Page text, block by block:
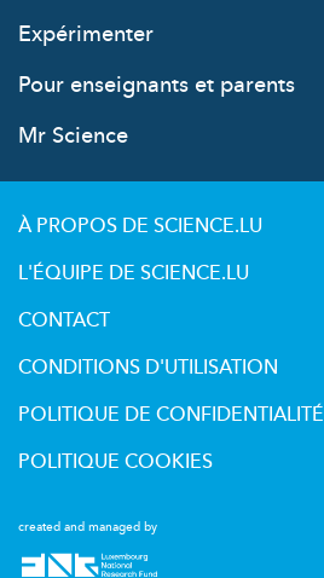
Expérimenter
Pour enseignants et parents
Mr Science
created and managed by
À PROPOS DE SCIENCE.LU
L'ÉQUIPE DE SCIENCE.LU
CONTACT
CONDITIONS D'UTILISATION
POLITIQUE DE CONFIDENTIALITÉ
POLITIQUE COOKIES